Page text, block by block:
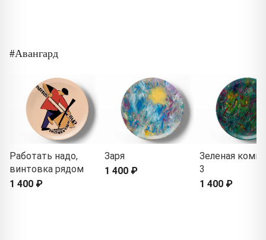
#Авангард
Работать надо,
винтовка рядом
1 400 ₽
Заря
1 400 ₽
Зеленая
3
1 400 ₽